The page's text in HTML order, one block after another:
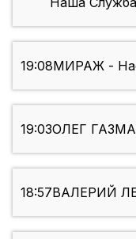
19:08МИРАЖ -
19:03ОЛЕГ
18:57ВАЛЕРИЙ